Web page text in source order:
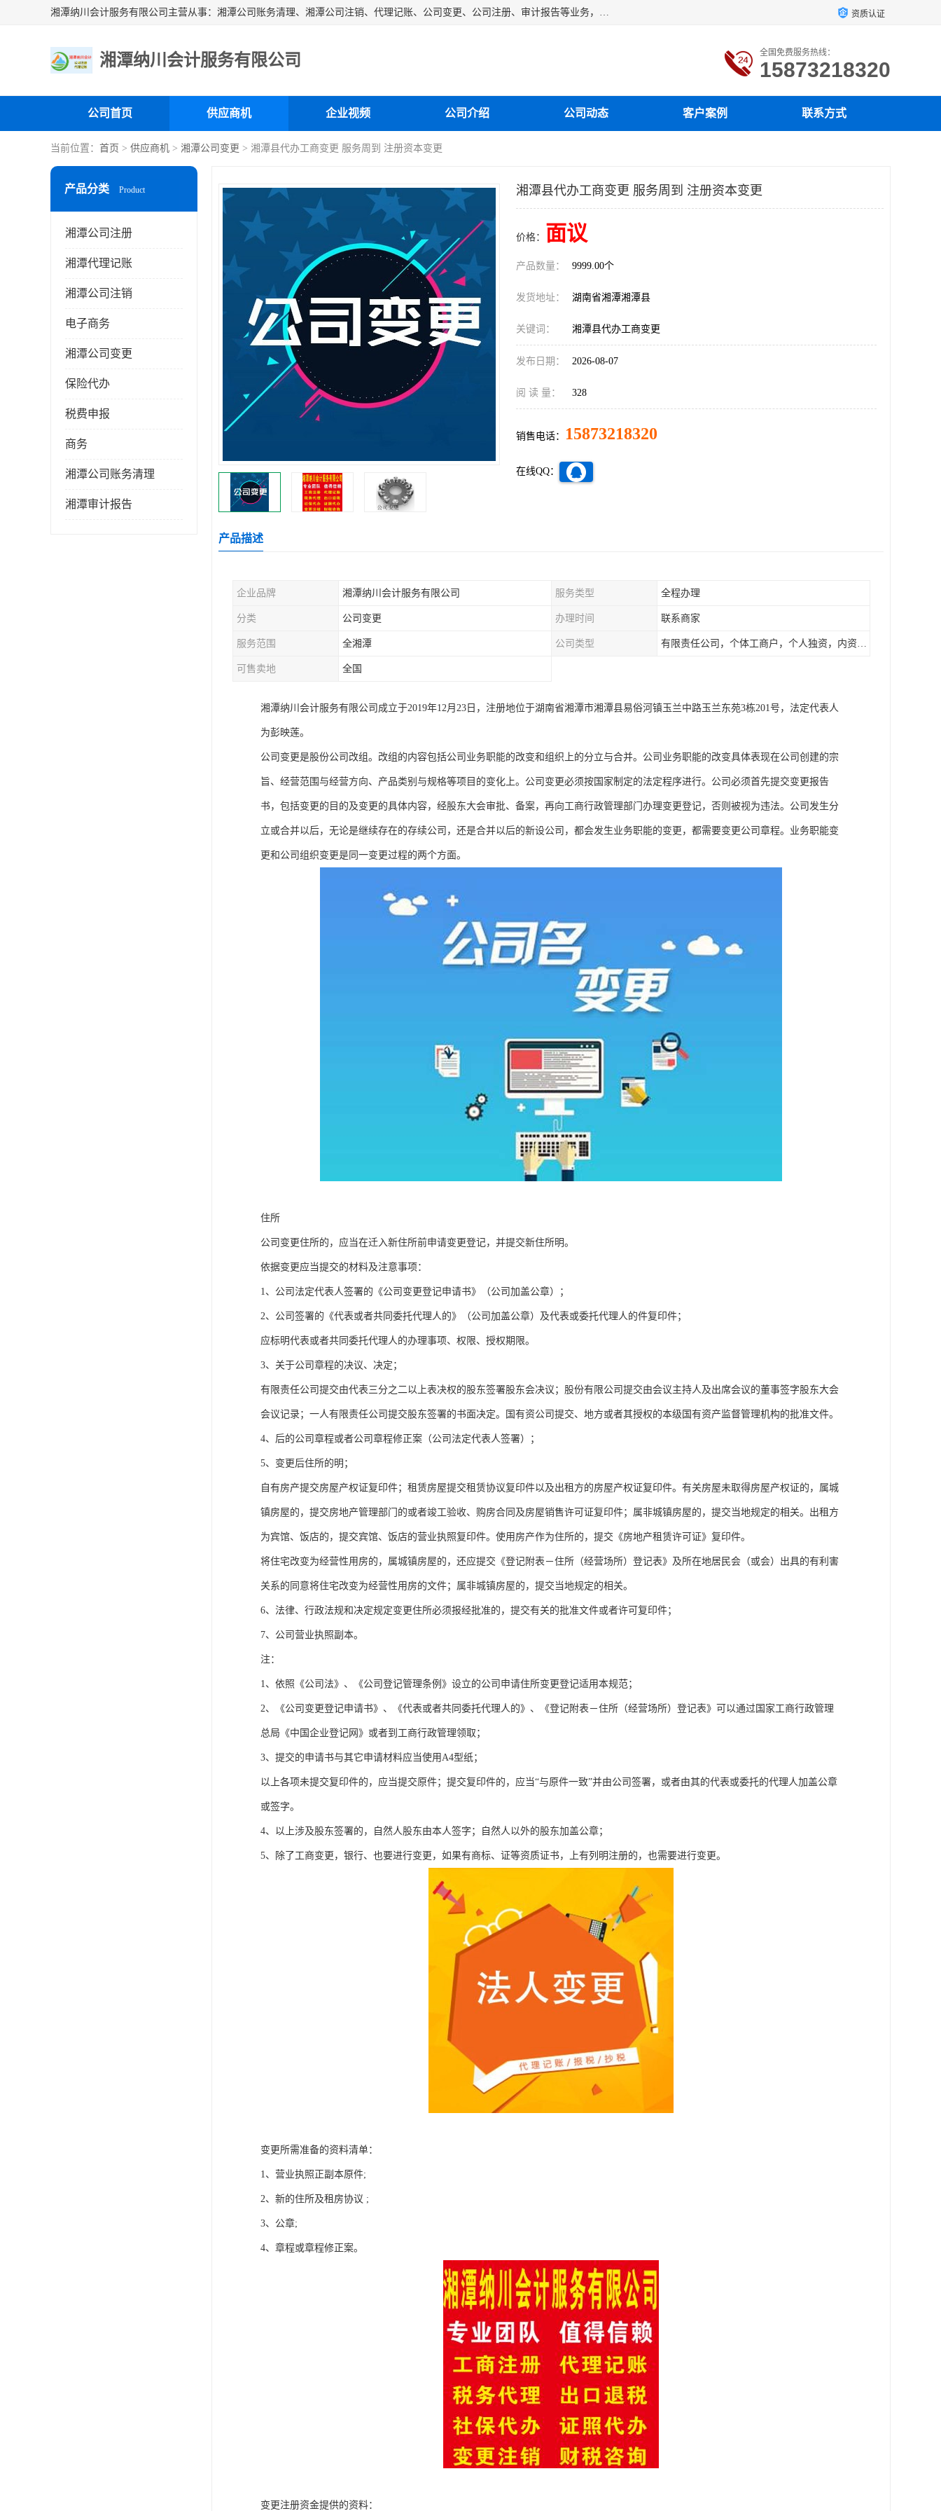
湘潭纳川会计服务有限公司主营从事：湘潭公司账务清理、湘潭公司注销、代理记账、公司变更、公司注册、审计报告等业务，公司设立有专门的代理注册部门，现有工商代办专员，部门经理从事工商代办多年，对各地区公司注册、公司变更、进出口业务等流程以及各行业公司注册、变更所需注意的细节都非常熟悉。 资质认证
湘潭纳川会计服务有限公司 全国免费服务热线：
15873218320
公司首页 供应商机 企业视频 公司介绍 公司动态 客户案例 联系方式
当前位置： 首页 > 供应商机 > 湘潭公司变更 > 湘潭县代办工商变更 服务周到 注册资本变更
产品分类 Product
湘潭公司注册
湘潭代理记账
湘潭公司注销
电子商务
湘潭公司变更
保险代办
税费申报
商务
湘潭公司账务清理
湘潭审计报告
湘潭县代办工商变更 服务周到 注册资本变更
价格： 面议
产品数量： 9999.00个
发货地址： 湖南省湘潭湘潭县
关键词： 湘潭县代办工商变更
发布日期： 2026-08-07
阅 读 量： 328
销售电话： 15873218320
在线QQ：
产品描述
企业品牌 湘潭纳川会计服务有限公司 服务类型 全程办理
分类 公司变更 办理时间 联系商家
服务范围 全湘潭 公司类型 有限责任公司，个体工商户，个人独资，内资，外资
可售卖地 全国
湘潭纳川会计服务有限公司成立于2019年12月23日，注册地位于湖南省湘潭市湘潭县易俗河镇玉兰中路玉兰东苑3栋201号，法定代表人
为彭映莲。
公司变更是股份公司改组。改组的内容包括公司业务职能的改变和组织上的分立与合并。公司业务职能的改变具体表现在公司创建的宗
旨、经营范围与经营方向、产品类别与规格等项目的变化上。公司变更必须按国家制定的法定程序进行。公司必须首先提交变更报告
书，包括变更的目的及变更的具体内容，经股东大会审批、备案，再向工商行政管理部门办理变更登记，否则被视为违法。公司发生分
立或合并以后，无论是继续存在的存续公司，还是合并以后的新设公司，都会发生业务职能的变更，都需要变更公司章程。业务职能变
更和公司组织变更是同一变更过程的两个方面。
住所
公司变更住所的，应当在迁入新住所前申请变更登记，并提交新住所明。
依据变更应当提交的材料及注意事项：
1、公司法定代表人签署的《公司变更登记申请书》（公司加盖公章）；
2、公司签署的《代表或者共同委托代理人的》（公司加盖公章）及代表或委托代理人的件复印件；
应标明代表或者共同委托代理人的办理事项、权限、授权期限。
3、关于公司章程的决议、决定；
有限责任公司提交由代表三分之二以上表决权的股东签署股东会决议；股份有限公司提交由会议主持人及出席会议的董事签字股东大会
会议记录；一人有限责任公司提交股东签署的书面决定。国有资公司提交、地方或者其授权的本级国有资产监督管理机构的批准文件。
4、后的公司章程或者公司章程修正案（公司法定代表人签署）；
5、变更后住所的明；
自有房产提交房屋产权证复印件；租赁房屋提交租赁协议复印件以及出租方的房屋产权证复印件。有关房屋未取得房屋产权证的，属城
镇房屋的，提交房地产管理部门的或者竣工验收、购房合同及房屋销售许可证复印件；属非城镇房屋的，提交当地规定的相关。出租方
为宾馆、饭店的，提交宾馆、饭店的营业执照复印件。使用房产作为住所的，提交《房地产租赁许可证》复印件。
将住宅改变为经营性用房的，属城镇房屋的，还应提交《登记附表－住所（经营场所）登记表》及所在地居民会（或会）出具的有利害
关系的同意将住宅改变为经营性用房的文件；属非城镇房屋的，提交当地规定的相关。
6、法律、行政法规和决定规定变更住所必须报经批准的，提交有关的批准文件或者许可复印件；
7、公司营业执照副本。
注：
1、依照《公司法》、《公司登记管理条例》设立的公司申请住所变更登记适用本规范；
2、《公司变更登记申请书》、《代表或者共同委托代理人的》、《登记附表－住所（经营场所）登记表》可以通过国家工商行政管理
总局《中国企业登记网》或者到工商行政管理领取；
3、提交的申请书与其它申请材料应当使用A4型纸；
以上各项未提交复印件的，应当提交原件；提交复印件的，应当“与原件一致”并由公司签署，或者由其的代表或委托的代理人加盖公章
或签字。
4、以上涉及股东签署的，自然人股东由本人签字；自然人以外的股东加盖公章；
5、除了工商变更，银行、也要进行变更，如果有商标、证等资质证书，上有列明注册的，也需要进行变更。
变更所需准备的资料清单：
1、营业执照正副本原件;
2、新的住所及租房协议 ;
3、公章;
4、章程或章程修正案。
变更注册资金提供的资料：